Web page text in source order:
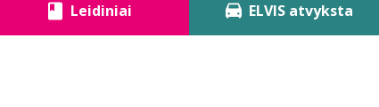
Leidiniai ELVIS atvyksta